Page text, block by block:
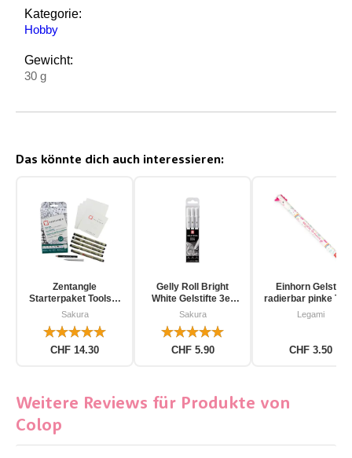
Kategorie:
Hobby
Gewicht:
30 g
Das könnte dich auch interessieren:
Zentangle
Starterpaket Toolset
für Einsteiger 12-
Sakura
CHF 14.30
Gelly Roll Bright
White Gelstifte 3er
Pack
Sakura
CHF 5.90
Einhorn Gelstift
radierbar pinke
Legami
CHF 3.50
Weitere Reviews für Produkte von
Colop